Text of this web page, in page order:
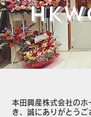
本田興産株式会社のホ
き、誠にありがとうご